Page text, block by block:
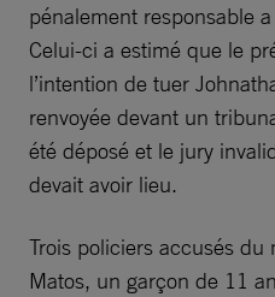
pénalement responsable
Celui-ci a estimé que le
l’intention de tuer
renvoyée devant un
été déposé et le jury
devait avoir lieu.
Trois policiers accusés du
Matos, un garçon de 11